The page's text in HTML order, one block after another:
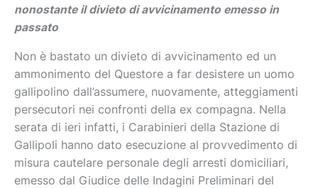
nonostante il divieto di avvicinamento emesso in
passato
Non è bastato un divieto di avvicinamento ed un
ammonimento del Questore a far desistere un uomo
gallipolino dall’assumere, nuovamente, atteggiamenti
persecutori nei confronti della ex compagna. Nella
serata di ieri infatti, i Carabinieri della Stazione di
Gallipoli hanno dato esecuzione al provvedimento di
misura cautelare personale degli arresti domiciliari,
emesso dal Giudice delle Indagini Preliminari del